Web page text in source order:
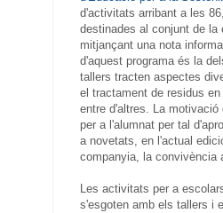
d'activitats arribant a les
destinades al conjunt de la
mitjançant una nota
d'aquest programa és la
tallers tracten aspectes
el tractament de residus
entre d'altres. La
per a l'alumnat per tal
a novetats, en l'actual
companyia, la convivència
Les activitats per a
s'esgoten amb els tallers i